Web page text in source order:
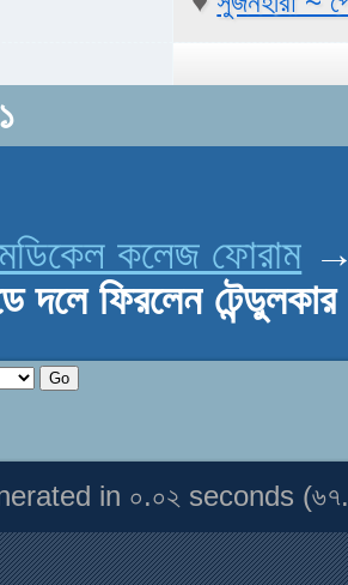
কলেজ ফোরাম
দলে ফিরলেন টেন্ডুলকার
in ০.০২ seconds